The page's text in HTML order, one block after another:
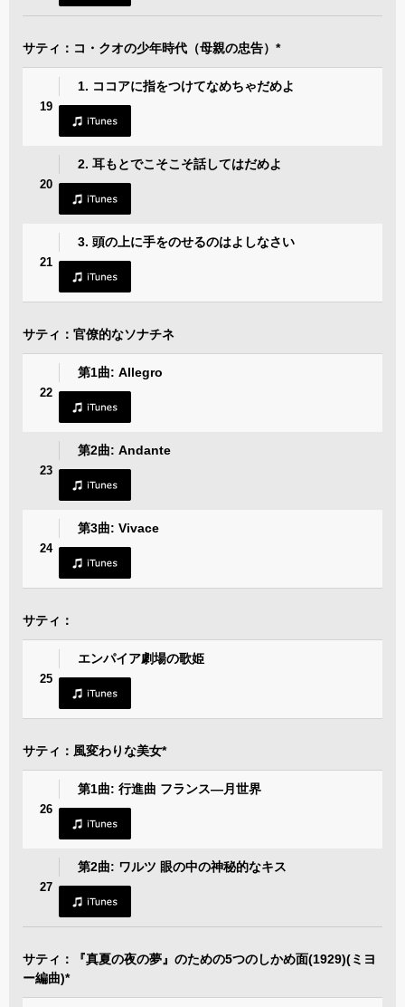
サティ：コ・クオの少年時代（母親の忠告）*
19
1. ココアに指をつけてなめちゃだめよ
20
2. 耳もとでこそこそ話してはだめよ
21
3. 頭の上に手をのせるのはよしなさい
サティ：官僚的なソナチネ
22
第1曲: Allegro
23
第2曲: Andante
24
第3曲: Vivace
サティ：
25
エンパイア劇場の歌姫
サティ：風変わりな美女*
26
第1曲: 行進曲 フランス―月世界
27
第2曲: ワルツ 眼の中の神秘的なキス
サティ：『真夏の夜の夢』のための5つのしかめ面(1929)(ミヨ
ー編曲)*